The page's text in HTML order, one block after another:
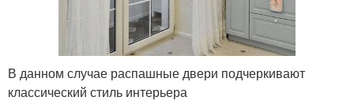
В данном случае распашные двери подчеркивают
классический стиль интерьера